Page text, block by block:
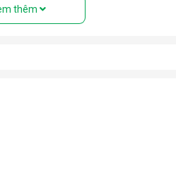
nóng, dàn lạnh, máy nén, khí
thêm